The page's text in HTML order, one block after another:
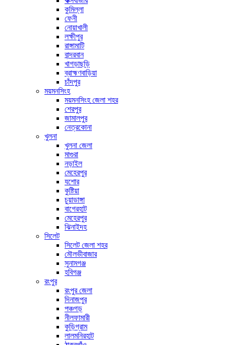
কুমিল্লা
ফেনী
নোয়াখালী
লক্ষীপুর
রাঙ্গামাটি
বান্দরবান
খাগড়াছড়ি
ব্রাহ্মণবাড়িয়া
চাঁদপুর
ময়মনসিংহ
ময়মনসিংহ জেলা শহর
শেরপুর
জামালপুর
নেত্রকোনা
খুলনা
খুলনা জেলা
মাগুরা
নড়াইল
মেহেরপুর
যশোর
কুষ্টিয়া
চুয়াডাঙ্গা
বাগেরহাট
মেহেরপুর
ঝিনাইদহ
সিলেট
সিলেট জেলা শহর
মৌলভীবাজার
সুনামগঞ্জ
হবিগঞ্জ
রংপুর
রংপুর জেলা
দিনাজপুর
পঞ্চগড়
নীলফামারী
কুড়িগ্রাম
লালমনিরহাট